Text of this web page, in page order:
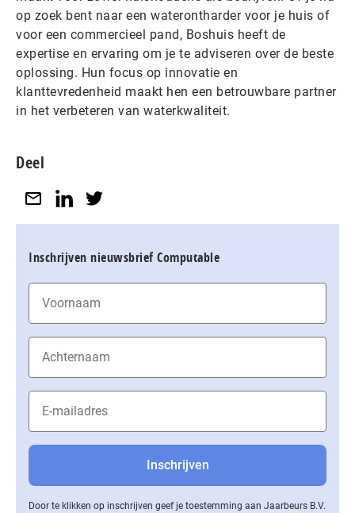
op zoek bent naar een waterontharder voor je huis of
voor een commercieel pand, Boshuis heeft de
expertise en ervaring om je te adviseren over de beste
oplossing. Hun focus op innovatie en
klanttevredenheid maakt hen een betrouwbare partner
in het verbeteren van waterkwaliteit.
Deel
Inschrijven nieuwsbrief Computable
Door te klikken op inschrijven geef je toestemming aan Jaarbeurs B.V.